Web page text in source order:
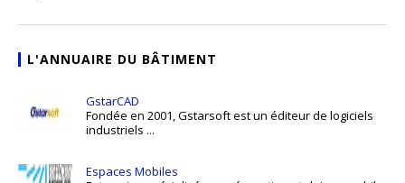
L'ANNUAIRE DU BÂTIMENT
GstarCAD
Fondée en 2001, Gstarsoft est un éditeur de logiciels
industriels ...
Espaces Mobiles